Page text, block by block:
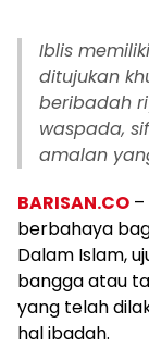
Iblis
ditujukan
beribadah
waspada,
amalan
BARISAN.CO
berbahaya
Dalam Islam,
bangga atau
yang telah
hal ibadah.